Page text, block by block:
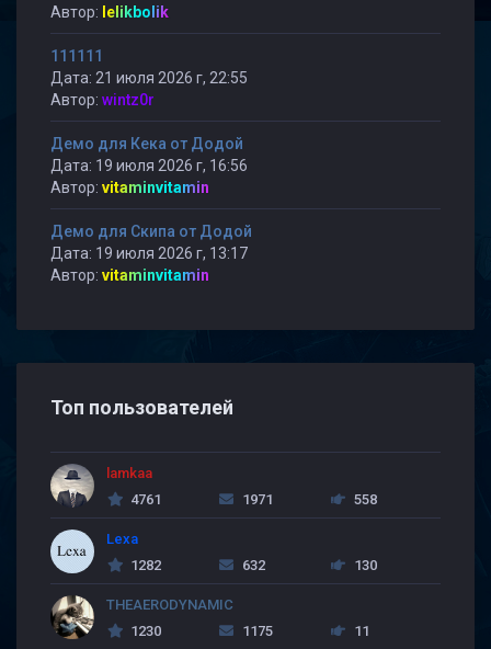
Автор: lelikbolik
111111
Дата: 21 июля 2026 г, 22:55
Автор: wintz0r
Демо для Кека от Додой
Дата: 19 июля 2026 г, 16:56
Автор: vitaminvitamin
Демо для Скипа от Додой
Дата: 19 июля 2026 г, 13:17
Автор: vitaminvitamin
Топ пользователей
lamkaa
4761
1971 558
Lexa
1282
632 130
THEAERODYNAMIC
1230
1175 11